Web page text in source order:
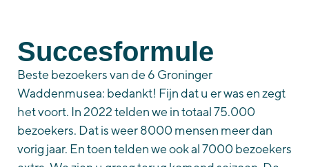
Succesformule
Beste bezoekers van de 6 Groninger
Waddenmusea: bedankt! Fijn dat u er was en zegt
het voort. In 2022 telden we in totaal 75.000
bezoekers. Dat is weer 8000 mensen meer dan
vorig jaar. En toen telden we ook al 7000 bezoekers